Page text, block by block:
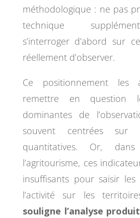
méthodologique : ne pas
technique
s’interroger d’abord sur
réellement d’observer.
Ce positionnement
remettre en question
dominantes de
souvent centrées sur
quantitatives. Or,
l’agritourisme, ces
insuffisants pour saisir
l’activité sur les
souligne l’analyse